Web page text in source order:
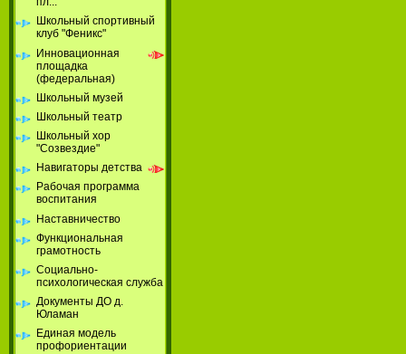
Школьный спортивный
клуб "Феникс"
Инновационная
площадка
(федеральная)
Школьный музей
Школьный театр
Школьный хор
"Созвездие"
Навигаторы детства
Рабочая программа
воспитания
Наставничество
Функциональная
грамотность
Социально-
психологическая служба
Документы ДО д.
Юламан
Единая модель
профориентации